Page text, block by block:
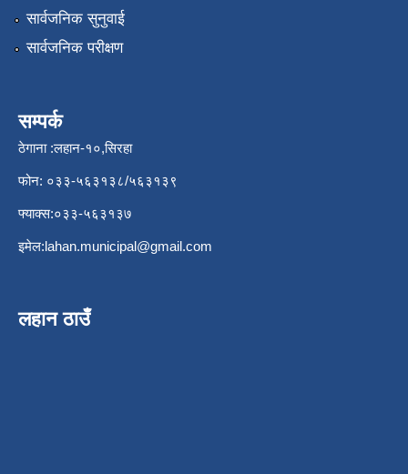
सार्वजनिक सुनुवाई
सार्वजनिक परीक्षण
सम्पर्क
ठेगाना :लहान-१०,सिरहा
फोन: ०३३-५६३१३८/५६३१३९
फ्याक्स:०३३-५६३१३७
इमेल:lahan.municipal@gmail.com
लहान ठाउँ